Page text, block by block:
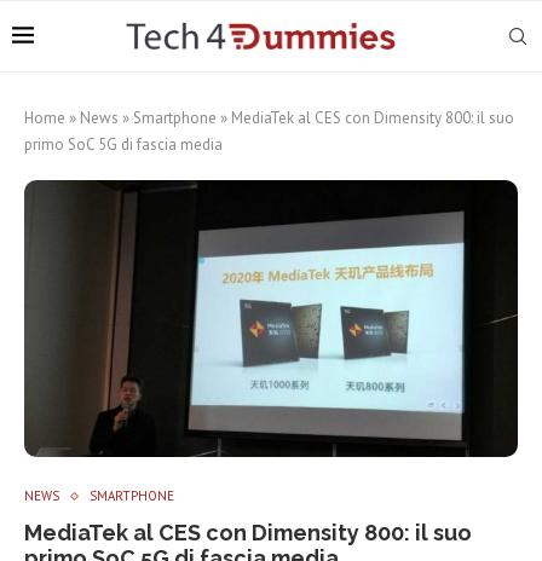
Home » News » Smartphone » MediaTek al CES con Dimensity 800: il suo
primo SoC 5G di fascia media
NEWS SMARTPHONE
MediaTek al CES con Dimensity 800: il suo